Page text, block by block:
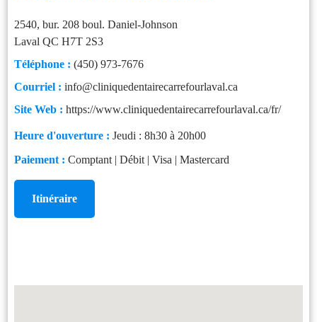
2540, bur. 208 boul. Daniel-Johnson
Laval QC H7T 2S3
Téléphone : (450) 973-7676
Courriel : info@cliniquedentairecarrefourlaval.ca
Site Web : https://www.cliniquedentairecarrefourlaval.ca/fr/
Heure d'ouverture : Jeudi : 8h30 à 20h00
Paiement : Comptant | Débit | Visa | Mastercard
Itinéraire